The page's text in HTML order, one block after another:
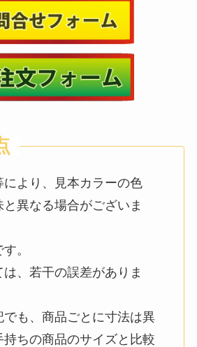
より、見本カラーの色
異なる場合がございま
。
、若干の誤差がありま
でも、商品ごとに寸法は異
持ちの商品のサイズと比較